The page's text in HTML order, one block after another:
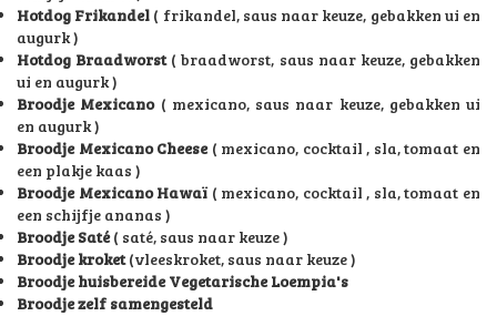
Hotdog Frikandel ( frikandel, saus naar keuze, gebakken ui en
augurk )
Hotdog Braadworst( braadworst, saus naar keuze, gebakken
ui en augurk )
Broodje Mexicano( mexicano, saus naar keuze, gebakken ui
en augurk )
Broodje Mexicano Cheese( mexicano, cocktail , sla, tomaat en
een plakje kaas )
Broodje Mexicano Hawaï( mexicano, cocktail , sla, tomaat en
een schijfje ananas )
Broodje Saté( saté, saus naar keuze )
Broodje kroket(vleeskroket, saus naar keuze )
Broodje huisbereide Vegetarische Loempia's
Broodje zelf samengesteld